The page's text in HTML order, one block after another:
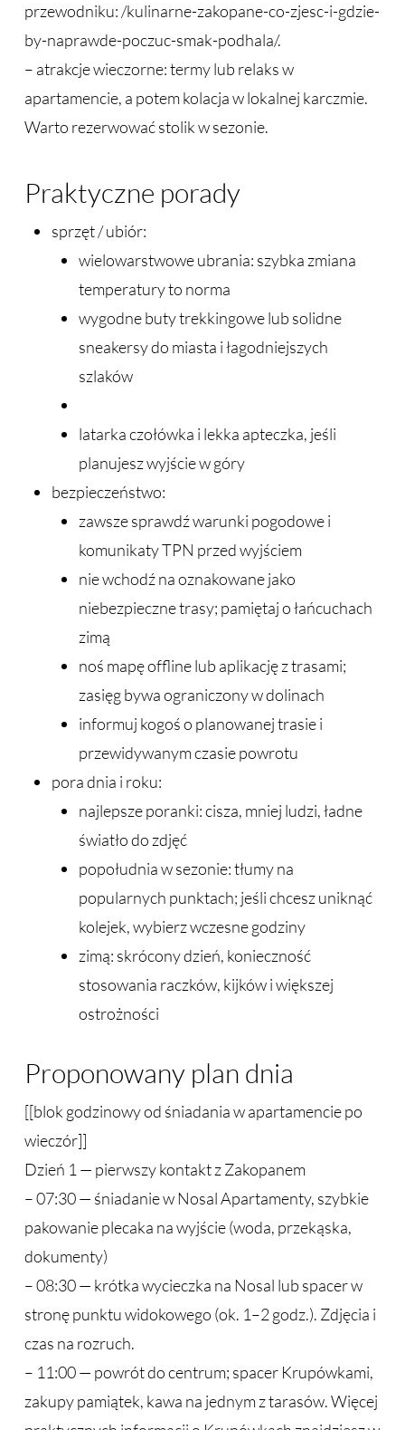
przewodniku: /kulinarne-zakopane-co-zjesc-i-gdzie-
by-naprawde-poczuc-smak-podhala/.
– atrakcje wieczorne: termy lub relaks w
apartamencie, a potem kolacja w lokalnej karczmie.
Warto rezerwować stolik w sezonie.
Praktyczne porady
sprzęt / ubiór:
wielowarstwowe ubrania: szybka zmiana
temperatury to norma
wygodne buty trekkingowe lub solidne
sneakersy do miasta i łagodniejszych
szlaków
latarka czołówka i lekka apteczka, jeśli
planujesz wyjście w góry
bezpieczeństwo:
zawsze sprawdź warunki pogodowe i
komunikaty TPN przed wyjściem
nie wchodź na oznakowane jako
niebezpieczne trasy; pamiętaj o łańcuchach
zimą
noś mapę offline lub aplikację z trasami;
zasięg bywa ograniczony w dolinach
informuj kogoś o planowanej trasie i
przewidywanym czasie powrotu
pora dnia i roku:
najlepsze poranki: cisza, mniej ludzi, ładne
światło do zdjęć
popołudnia w sezonie: tłumy na
popularnych punktach; jeśli chcesz uniknąć
kolejek, wybierz wczesne godziny
zimą: skrócony dzień, konieczność
stosowania raczków, kijków i większej
ostrożności
Proponowany plan dnia
[[blok godzinowy od śniadania w apartamencie po
wieczór]]
Dzień 1 — pierwszy kontakt z Zakopanem
– 07:30 — śniadanie w Nosal Apartamenty, szybkie
pakowanie plecaka na wyjście (woda, przekąska,
dokumenty)
– 08:30 — krótka wycieczka na Nosal lub spacer w
stronę punktu widokowego (ok. 1–2 godz.). Zdjęcia i
czas na rozruch.
– 11:00 — powrót do centrum; spacer Krupówkami,
zakupy pamiątek, kawa na jednym z tarasów. Więcej